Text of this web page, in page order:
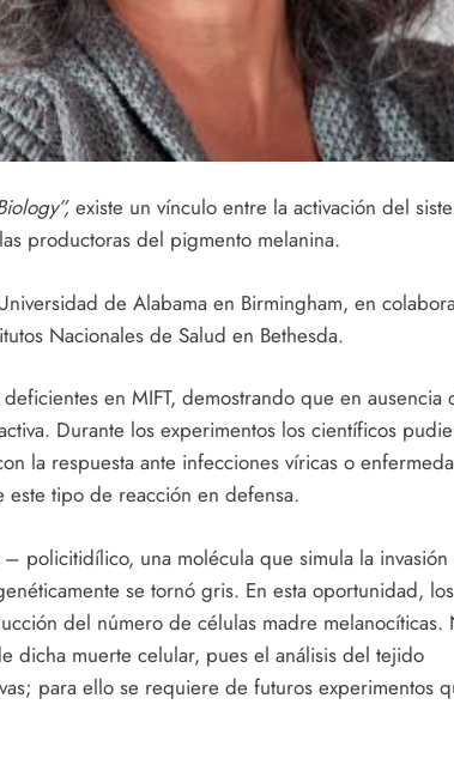
existe un vínculo entre la activación del
productoras del pigmento melanina.
de Alabama en Birmingham, en
Nacionales de Salud en Bethesda.
en MIFT, demostrando que en ausencia
Durante los experimentos los científicos
la respuesta ante infecciones víricas o
tipo de reacción en defensa.
policitidílico, una molécula que simula la invasión
se tornó gris. En esta oportunidad, los
del número de células madre melanocíticas.
dicha muerte celular, pues el análisis del tejido
para ello se requiere de futuros experimentos